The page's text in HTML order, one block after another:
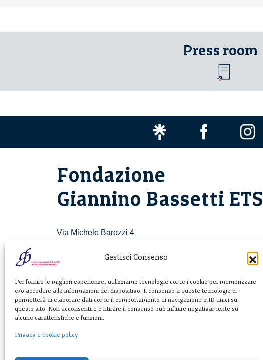
Gestisci Consenso
Per fornire le migliori esperienze, utilizziamo tecnologie come i cookie per memorizzare
e/o accedere alle informazioni del dispositivo. Il consenso a queste tecnologie ci
permetterà di elaborare dati come il comportamento di navigazione o ID unici su
questo sito. Non acconsentire o ritirare il consenso può influire negativamente su
alcune caratteristiche e funzioni.
Privacy e cookie policy
Press room
Fondazione
Giannino Bassetti ETS
Via Michele Barozzi 4
T. +39 02 781933
info@fondazionebassetti.org
p.i. 12520270153